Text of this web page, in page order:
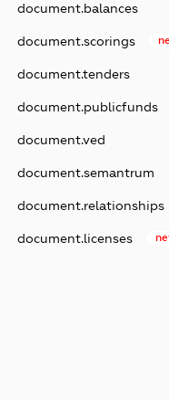
document.balances
document.scorings
document.tenders
document.publicfunds
document.ved
document.semantrum
document.relationships
document.licenses